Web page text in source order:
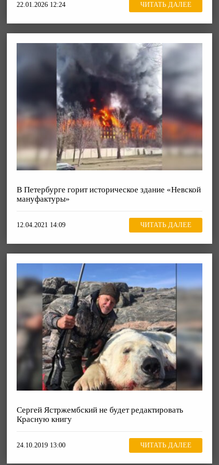
22.01.2026 12:24 ЧИТАТЬ ДАЛЕЕ
В Петербурге горит историческое здание «Невской
мануфактуры»
12.04.2021 14:09 ЧИТАТЬ ДАЛЕЕ
Сергей Ястржембский не будет редактировать
Красную книгу
24.10.2019 13:00 ЧИТАТЬ ДАЛЕЕ